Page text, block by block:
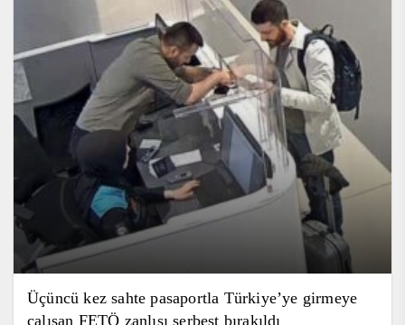
Üçüncü kez sahte pasaportla Türkiye’ye girmeye
çalışan FETÖ zanlısı serbest bırakıldı